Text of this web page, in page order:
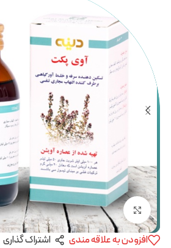
بزرگنمایی تصویر
افزودن به علاقه مندی اشتراک گذاری